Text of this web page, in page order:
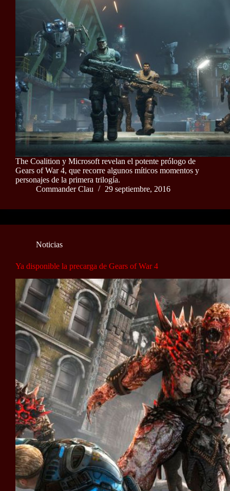
The Coalition y Microsoft revelan el potente prólogo de
Gears of War 4, que recorre algunos míticos momentos y
personajes de la primera trilogía.
Commander Clau
29 septiembre, 2016
Noticias
Ya disponible la precarga de Gears of War 4